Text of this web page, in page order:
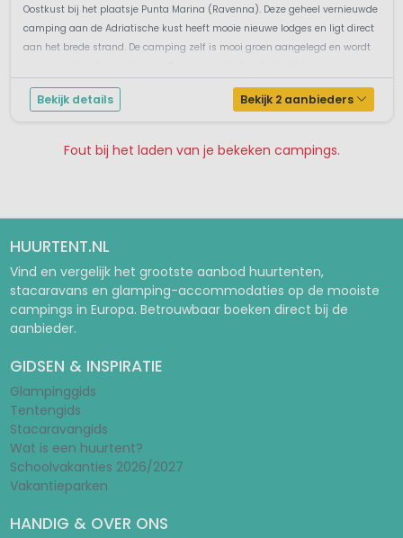
Oostkust bij het plaatsje Punta Marina (Ravenna). Deze geheel vernieuwde
camping aan de Adriatische kust heeft mooie nieuwe lodges en ligt direct
aan het brede strand. De camping zelf is mooi groen aangelegd en wordt
Bekijk details Bekijk 2 aanbieders
Fout bij het laden van je bekeken campings.
HUURTENT.NL
Vind en vergelijk het grootste aanbod huurtenten,
stacaravans en glamping-accommodaties op de mooiste
campings in Europa. Betrouwbaar boeken direct bij de
aanbieder.
GIDSEN & INSPIRATIE
Glampinggids
Tentengids
Stacaravangids
Wat is een huurtent?
Schoolvakanties 2026/2027
Vakantieparken
HANDIG & OVER ONS